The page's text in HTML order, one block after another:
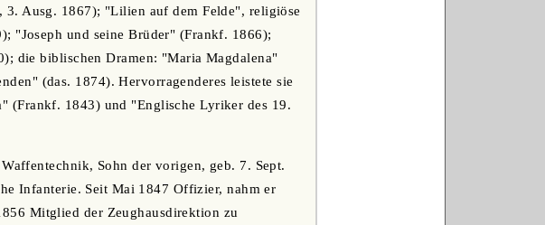
Ausg. 1867); "Lilien auf dem Felde", religiöse
"Joseph und seine Brüder" (Frankf. 1866);
die biblischen Dramen: "Maria Magdalena"
(das. 1874). Hervorragenderes leistete sie
(Frankf. 1843) und "Englische Lyriker des 19.
Sohn der vorigen, geb. 7. Sept.
Infanterie. Seit Mai 1847 Offizier, nahm er
Mitglied der Zeughausdirektion zu